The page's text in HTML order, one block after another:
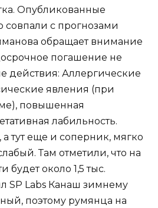
Опубликованные
с прогнозами
обращает внимание
погашение не
действия: Аллергические
явления (при
повышенная
лабильность.
тут еще и соперник, мягко
Там отметили, что на
будет около 1,5 тыс.
SP Labs Канаш зимнему
поэтому румянца на